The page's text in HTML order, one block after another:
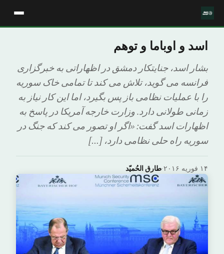
اسد و اوباما و توهم
بشار اسد، جنایتکار دمشق در اظهاراتی به خبرگزاری
فرانسه می گوید، تلاش می کند تا تمامی خاک سوریه
را با عملیات نظامی باز پس بگیرد، اما این کار نیاز به
زمانی طولانی دارد. وزارت خارجه آمریکا در پاسخ به
اظهارات اسد گفت: «اگر او تصور می کند که جنگ در
سوریه راه حلی نظامی دارد، […]
طارق الحُمیّد· ۱۴ فوریه ۲۰۱۶